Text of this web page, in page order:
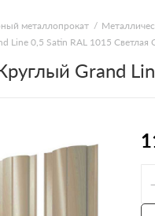
прокат
металлопрокат
Line 0,5 Satin RAL 1015 Светлая
Grand